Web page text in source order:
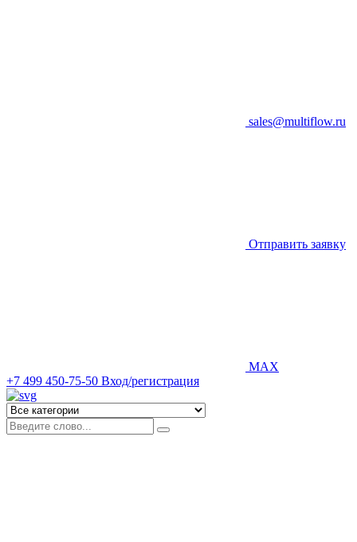
sales@multiflow.ru
Отправить заявку
MAX
+7 499 450-75-50 Вход/регистрация